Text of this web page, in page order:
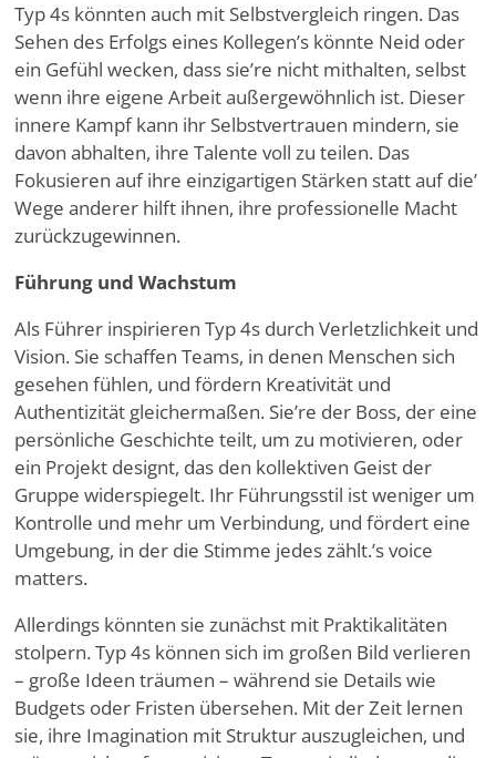
Typ 4s könnten auch mit Selbstvergleich ringen. Das
Sehen des Erfolgs eines Kollegen’s könnte Neid oder
ein Gefühl wecken, dass sie’re nicht mithalten, selbst
wenn ihre eigene Arbeit außergewöhnlich ist. Dieser
innere Kampf kann ihr Selbstvertrauen mindern, sie
davon abhalten, ihre Talente voll zu teilen. Das
Fokusieren auf ihre einzigartigen Stärken statt auf die’
Wege anderer hilft ihnen, ihre professionelle Macht
zurückzugewinnen.
Führung und Wachstum
Als Führer inspirieren Typ 4s durch Verletzlichkeit und
Vision. Sie schaffen Teams, in denen Menschen sich
gesehen fühlen, und fördern Kreativität und
Authentizität gleichermaßen. Sie’re der Boss, der eine
persönliche Geschichte teilt, um zu motivieren, oder
ein Projekt designt, das den kollektiven Geist der
Gruppe widerspiegelt. Ihr Führungsstil ist weniger um
Kontrolle und mehr um Verbindung, und fördert eine
Umgebung, in der die Stimme jedes zählt.’s voice
matters.
Allerdings könnten sie zunächst mit Praktikalitäten
stolpern. Typ 4s können sich im großen Bild verlieren
– große Ideen träumen – während sie Details wie
Budgets oder Fristen übersehen. Mit der Zeit lernen
sie, ihre Imagination mit Struktur auszugleichen, und